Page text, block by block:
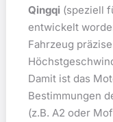
Qingqi (speziell
entwickelt
Fahrzeug
Damit ist das
Bestimmungen
(z.B. A2 oder